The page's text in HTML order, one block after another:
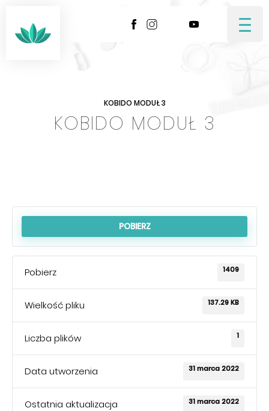
do
treści
KOBIDO MODUŁ 3
KOBIDO MODUŁ 3
POBIERZ
Pobierz 1409
Wielkość pliku 137.29 KB
Liczba plików 1
Data utworzenia 31 marca 2022
Ostatnia aktualizacja 31 marca 2022